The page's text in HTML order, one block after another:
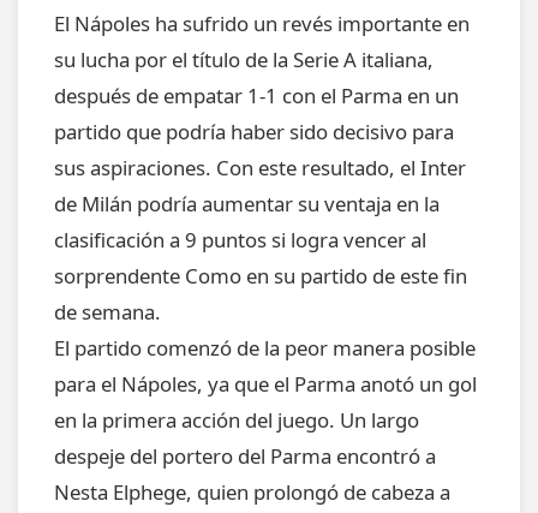
El Nápoles ha sufrido un revés importante en
su lucha por el título de la Serie A italiana,
después de empatar 1-1 con el Parma en un
partido que podría haber sido decisivo para
sus aspiraciones. Con este resultado, el Inter
de Milán podría aumentar su ventaja en la
clasificación a 9 puntos si logra vencer al
sorprendente Como en su partido de este fin
de semana.
El partido comenzó de la peor manera posible
para el Nápoles, ya que el Parma anotó un gol
en la primera acción del juego. Un largo
despeje del portero del Parma encontró a
Nesta Elphege, quien prolongó de cabeza a